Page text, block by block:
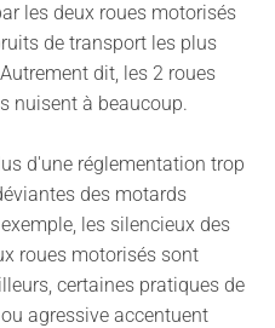
les deux roues motorisés
de transport les plus
dit, les 2 roues
nuisent à beaucoup.
d'une réglementation trop
des motards
les silencieux des
roues motorisés sont
certaines pratiques de
agressive accentuent